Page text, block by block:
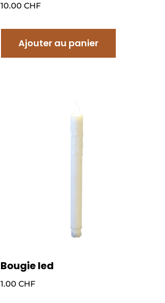
10.00 CHF
Ajouter au panier
Bougie led
1.00 CHF